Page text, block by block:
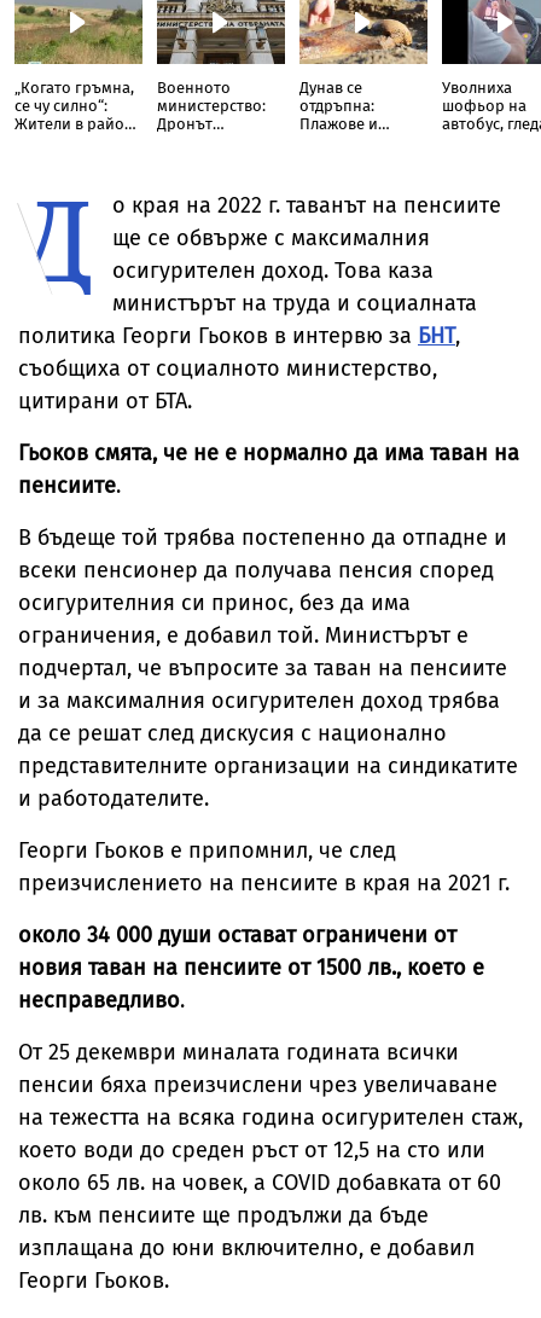
„Когато гръмна,
се чу силно“:
Жители в района
Военното
министерство:
Дронът
преднамерен
Дунав се
отдръпна:
Плажове и
Уволниха
шофьор на
автобус,
Д
о края на 2022 г. таванът на пенсиите
ще се обвърже с максималния
осигурителен доход. Това каза
министърът на труда и социалната
политика Георги Гьоков в интервю за БНТ,
съобщиха от социалното министерство,
цитирани от БТА.
Гьоков смята, че не е нормално да има таван на
пенсиите.
В бъдеще той трябва постепенно да отпадне и
всеки пенсионер да получава пенсия според
осигурителния си принос, без да има
ограничения, е добавил той. Министърът е
подчертал, че въпросите за таван на пенсиите
и за максималния осигурителен доход трябва
да се решат след дискусия с национално
представителните организации на синдикатите
и работодателите.
Георги Гьоков е припомнил, че след
преизчислението на пенсиите в края на 2021 г.
около 34 000 души остават ограничени от
новия таван на пенсиите от 1500 лв., което е
несправедливо.
От 25 декември миналата годината всички
пенсии бяха преизчислени чрез увеличаване
на тежестта на всяка година осигурителен стаж,
което води до среден ръст от 12,5 на сто или
около 65 лв. на човек, а COVID добавката от 60
лв. към пенсиите ще продължи да бъде
изплащана до юни включително, е добавил
Георги Гьоков.